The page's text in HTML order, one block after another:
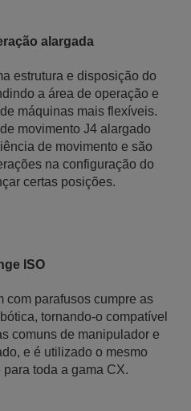
alargada
estrutura e disposição do
a área de operação e
máquinas mais flexíveis.
movimento J4 alargado
de movimento e são
na configuração do
certas posições.
ISO
com parafusos cumpre as
tornando-o compatível
comuns de manipulador e
e é utilizado o mesmo
toda a gama CX.